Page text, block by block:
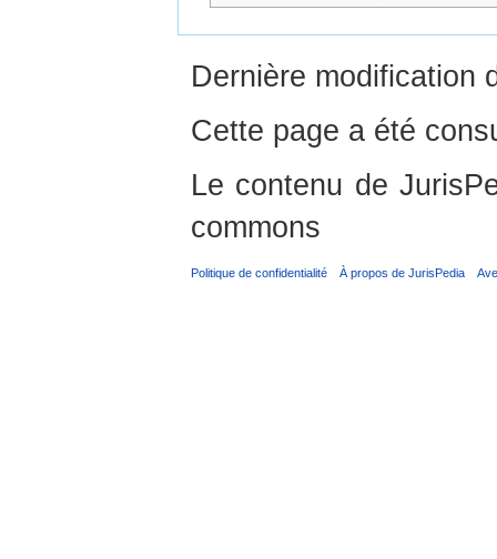
Dernière modification
Cette page a été
Le contenu de
commons
Politique de confidentialité À propos de JurisPedia